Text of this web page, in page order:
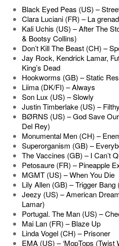
Black Eyed Peas (US) –
Clara Luciani (FR) – La
Kali Uchis (US) – After The
& Bootsy Collins)
Don’t Kill The Beast (CH) –
Jay Rock, Kendrick Lamar,
King’s Dead
Hookworms (GB) – Static
Liima (DK/FI) – Always
Son Lux (US) – Slowly
Justin Timberlake (US) – Filthy
BØRNS (US) – God Save
Del Rey)
Monumental Men (CH) –
Superorganism (GB) –
The Vaccines (GB) – I Can’t
Petosaure (FR) – Pineapple
MGMT (US) – When You Die
Lily Allen (GB) – Trigger Bang
Jeezy (US) – American
Lamar)
Portugal. The Man (US) –
Mai Lan (FR) – Blaze Up
Linda Vogel (CH) – Prisoner
EMA (US) – ‘MopTops (Twist